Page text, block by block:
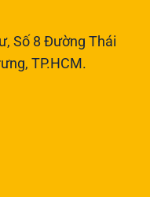
Số 8 Đường Thái
TP.HCM.